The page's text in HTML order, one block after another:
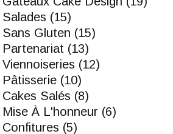
Salades (15)
Sans Gluten (15)
Partenariat (13)
Viennoiseries (12)
Pâtisserie (10)
Cakes Salés (8)
Mise À L'honneur (6)
Confitures (5)